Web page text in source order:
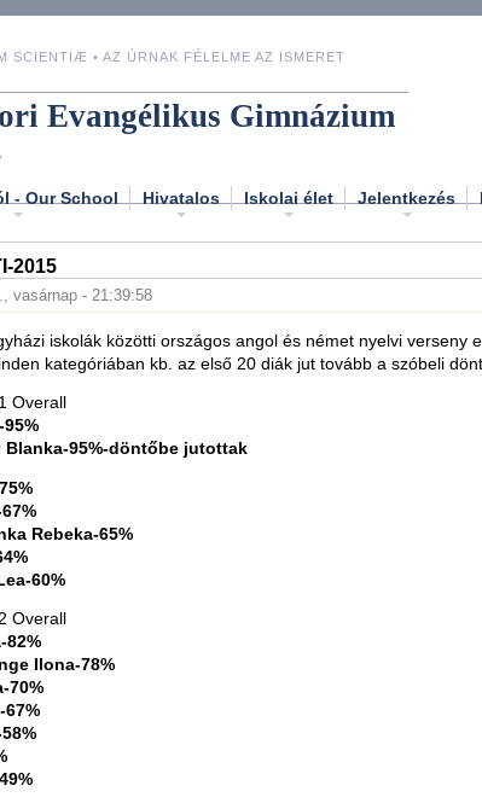
SCIENTIÆ • AZ ÚRNAK FÉLELME AZ ISMERET
Evangélikus Gimnázium
- Our School Hivatalos Iskolai élet Jelentkezés
2015
vasárnap - 21:39:58
iskolák közötti országos angol és német nyelvi verseny
kategóriában kb. az első 20 diák jut tovább a szóbeli
Overall
95%
Blanka-95%-döntőbe jutottak
Rebeka-65%
60%
Overall
82%
Ilona-78%
70%
67%